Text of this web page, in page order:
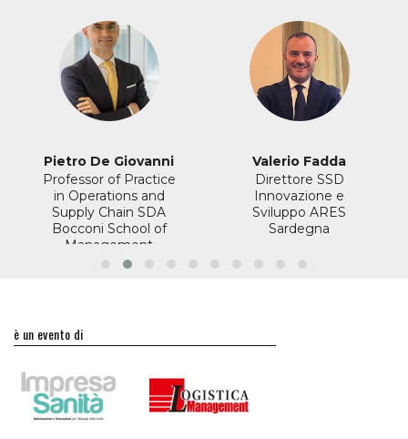
Pietro De Giovanni
Professor of Practice
in Operations and
Supply Chain SDA
Bocconi School of
Management
Valerio Fadda
Direttore SSD
Innovazione e
Sviluppo ARES
Sardegna
è un evento di